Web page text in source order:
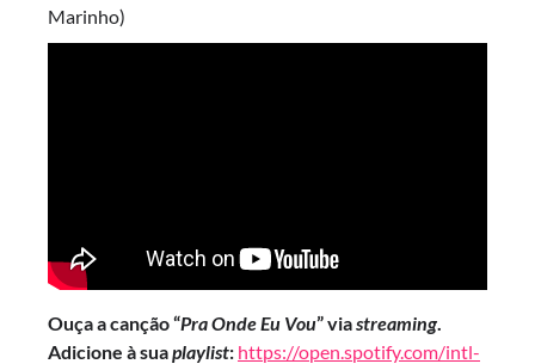
Marinho)
Ouça a canção “Pra Onde Eu Vou” viastreaming.
Adicione à suaplaylist: https://open.spotify.com/intl-